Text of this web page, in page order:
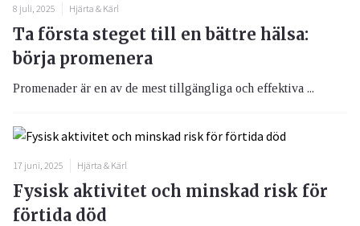
8 juli, 2025 Hjärta & Kärl
Ta första steget till en bättre hälsa:
börja promenera
Promenader är en av de mest tillgängliga och effektiva ...
17 juni, 2025 Hjärta & Kärl
Fysisk aktivitet och minskad risk för
förtida död